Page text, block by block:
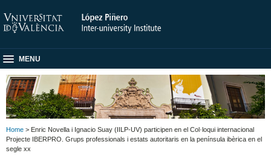
MENU
Home > Enric Novella i Ignacio Suay (IILP-UV) participen en el Col·loqui internacional
Projecte IBERPRO. Grups professionals i estats autoritaris en la península ibèrica en el
segle xx